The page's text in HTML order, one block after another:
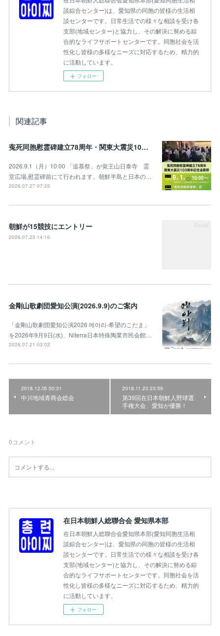
談綜合センター)は、愛知県の同胞の皆様の生活相
談センターです。日常生活での様々な相談を受け各
支部(地域センター)と協力し、その解決に努める綜
合的なライフサポートセンターです。同胞社会を活
性化し皆様の多様なニーズに対応するため、精力的
に活動しています。
フォロー
関連記事
寃死同胞慰霊碑建立78周年・関東大震災103周年記念追慕祭のお知らせ
2026.9.1（月）10:00 「追慕祭」が覚王山日泰寺 霊
堂広場,慰霊碑前にて行われます。朝鮮半島と日本の…
2026.07.27 07:35
朝鮮が15競技にエントリー
2026.07.23 14:16
金剛山歌劇団愛知公演(2026.9.9)のご案内
「金剛山歌劇団愛知公演2026 메아리-希望のこだま」
を2026年9月9日(水)、Niterra日本特殊陶業市民会館…
2026.07.21 03:02
2018.12.05 00:31
中川地域青商会総会
2018.11.23 23:59
第39回在日本朝鮮人野球選
手権大会、愛知が優勝！
0コメント
在日本朝鮮人総聯合会 愛知県本部
在日本朝鮮人総聯合会愛知県本部(愛知同胞生活相
談綜合センター)は、愛知県の同胞の皆様の生活相
談センターです。日常生活での様々な相談を受け各
支部(地域センター)と協力し、その解決に努める綜
合的なライフサポートセンターです。同胞社会を活
性化し皆様の多様なニーズに対応するため、精力的
に活動しています。
フォロー